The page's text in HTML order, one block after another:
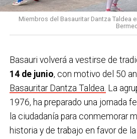
Miembros del Basauritar Dantza Taldea
Basauri volverá a vestirse de
14 de junio, con motivo del 50
Basauritar Dantza Taldea. La
1976, ha preparado una jornada
la ciudadanía para conmemorar
historia y de trabajo en favor de